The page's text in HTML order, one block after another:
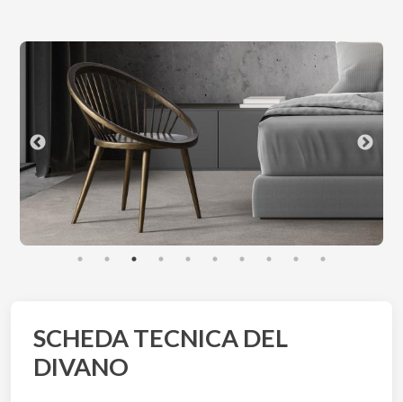
SCHEDA TECNICA DEL
DIVANO